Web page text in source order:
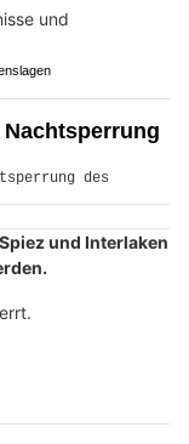
Nachtsperrung
und Interlaken